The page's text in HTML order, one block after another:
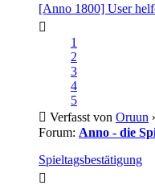
[Anno 1800] User
1
2
3
4
5
Verfasst von Oruun
Forum: Anno - die
Spieltagsbestätigung